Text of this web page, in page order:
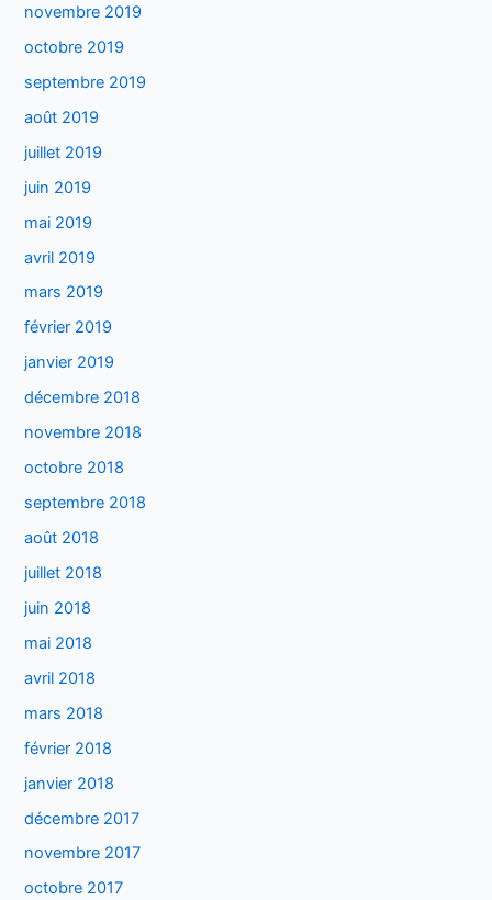
novembre 2019
octobre 2019
septembre 2019
août 2019
juillet 2019
juin 2019
mai 2019
avril 2019
mars 2019
février 2019
janvier 2019
décembre 2018
novembre 2018
octobre 2018
septembre 2018
août 2018
juillet 2018
juin 2018
mai 2018
avril 2018
mars 2018
février 2018
janvier 2018
décembre 2017
novembre 2017
octobre 2017